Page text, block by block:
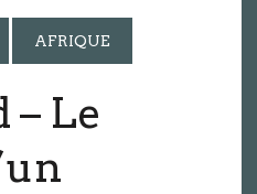
AFRIQUE
– Le